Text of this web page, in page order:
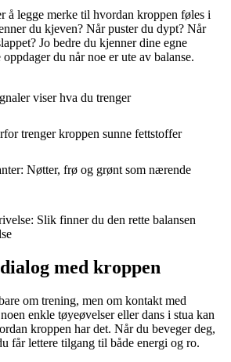
å legge merke til hvordan kroppen føles i
du kjeven? Når puster du dypt? Når
Jo bedre du kjenner dine egne
du når noe er ute av balanse.
viser hva du trenger
trenger kroppen sunne fettstoffer
Nøtter, frø og grønt som nærende
Slik finner du den rette balansen
med kroppen
om trening, men om kontakt med
enkle tøyeøvelser eller dans i stua kan
kroppen har det. Når du beveger deg,
får lettere tilgang til både energi og ro.